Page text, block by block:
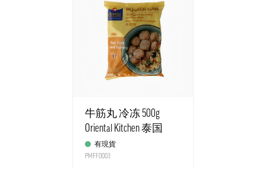
牛筋丸 冷冻 500g
Oriental Kitchen 泰国
有現貨
PMFF0003